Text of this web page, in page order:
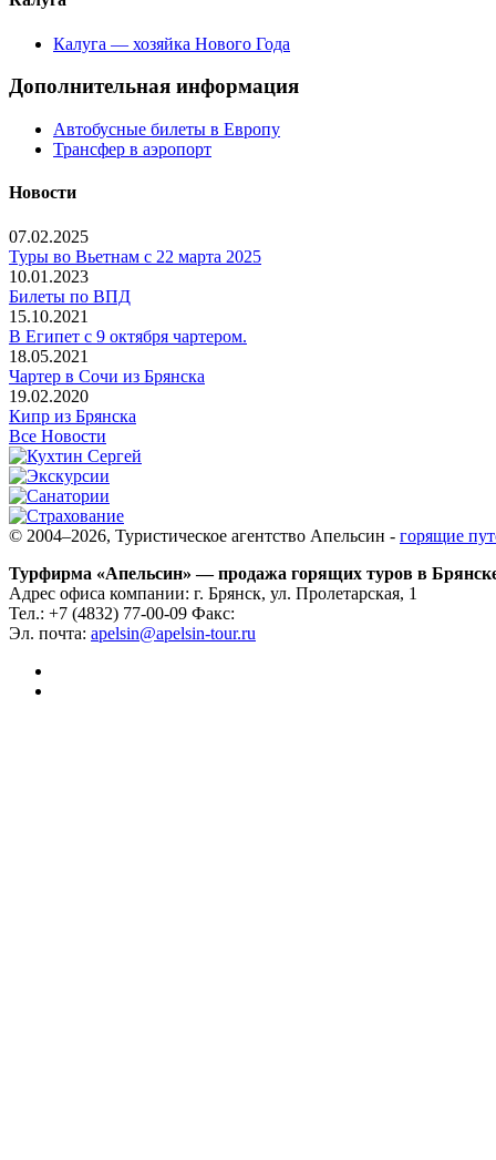
Калуга — хозяйка Нового Года
Дополнительная информация
Автобусные билеты в Европу
Трансфер в аэропорт
Новости
07.02.2025
Туры во Вьетнам с 22 марта 2025
10.01.2023
Билеты по ВПД
15.10.2021
В Египет с 9 октября чартером.
18.05.2021
Чартер в Сочи из Брянска
19.02.2020
Кипр из Брянска
Все Новости
© 2004–2026, Туристическое агентство Апельсин - горящие
Турфирма «Апельсин» — продажа горящих туров в
Адрес офиса компании: г. Брянск, ул. Пролетарская, 1
Тел.: +7 (4832) 77-00-09 Факс:
Эл. почта: apelsin@apelsin-tour.ru